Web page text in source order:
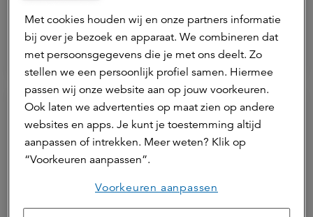
stijgende grondprijzen
Agrarisch ASR Dutch Farmland Fund
Met cookies houden wij en onze partners informatie
bij over je bezoek en apparaat. We combineren dat
met persoonsgegevens die je met ons deelt. Zo
stellen we een persoonlijk profiel samen. Hiermee
passen wij onze website aan op jouw voorkeuren.
Ook laten we advertenties op maat zien op andere
websites en apps. Je kunt je toestemming altijd
aanpassen of intrekken. Meer weten? Klik op
“Voorkeuren aanpassen”.
Voorkeuren aanpassen